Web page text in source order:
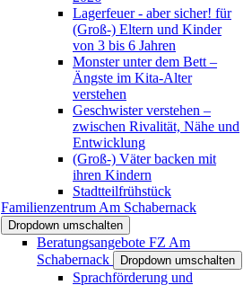
Lagerfeuer - aber sicher! für
(Groß-) Eltern und Kinder
von 3 bis 6 Jahren
Monster unter dem Bett –
Ängste im Kita-Alter
verstehen
Geschwister verstehen –
zwischen Rivalität, Nähe und
Entwicklung
(Groß-) Väter backen mit
ihren Kindern
Stadtteilfrühstück
Familienzentrum Am Schabernack
Dropdown umschalten
Beratungsangebote FZ Am
Schabernack
Dropdown umschalten
Sprachförderung und